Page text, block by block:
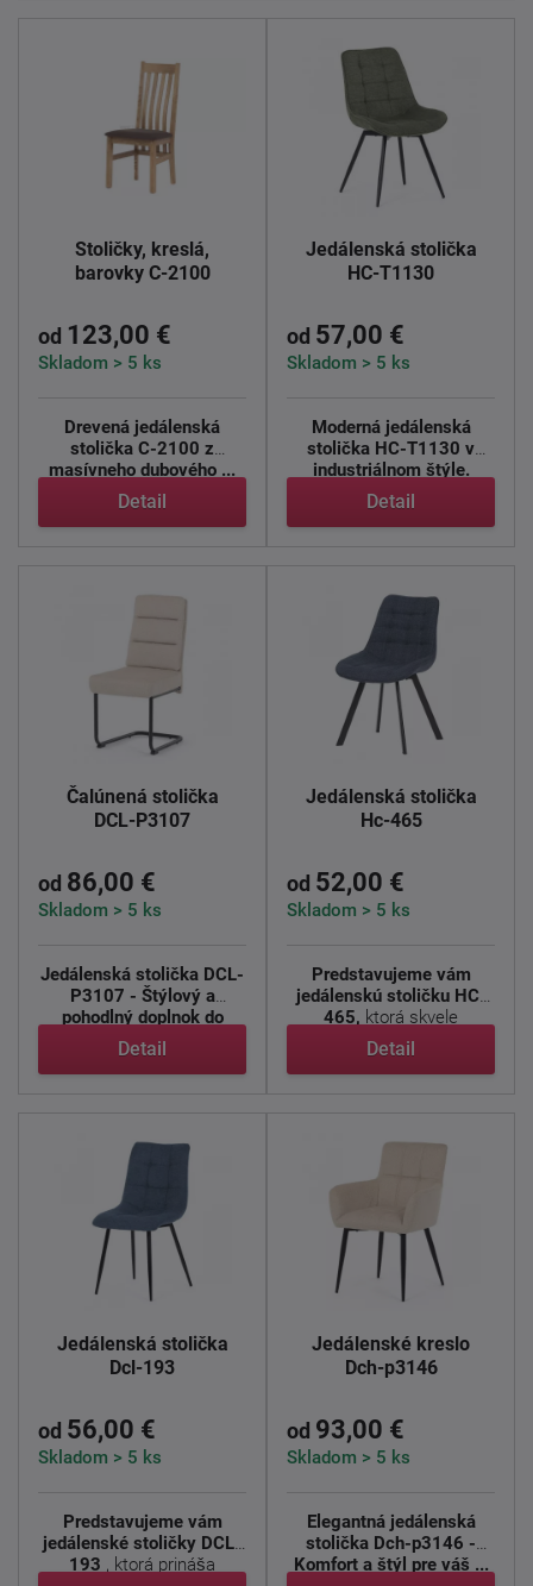
Stoličky, kreslá,
barovky C-2100
od 123,00 €
Skladom > 5 ks
Drevená jedálenská
stolička C-2100 z
masívneho dubového ...
Detail
Jedálenská stolička
HC-T1130
od 57,00 €
Skladom > 5 ks
Moderná jedálenská
stolička HC-T1130 v
industriálnom štýle.
Vneste ...
Detail
Čalúnená stolička
DCL-P3107
od 86,00 €
Skladom > 5 ks
Jedálenská stolička DCL-
P3107 - Štýlový a
pohodlný doplnok do
každej ...
Detail
Jedálenská stolička
Hc-465
od 52,00 €
Skladom > 5 ks
Predstavujeme vám
jedálenskú stoličku HC-
465, ktorá skvele
kombinuje ...
Detail
Jedálenská stolička
Dcl-193
od 56,00 €
Skladom > 5 ks
Predstavujeme vám
jedálenské stoličky DCL-
193 , ktorá prináša
Jedálenské kreslo
Dch-p3146
od 93,00 €
Skladom > 5 ks
Elegantná jedálenská
stolička Dch-p3146 -
Komfort a štýl pre váš ...